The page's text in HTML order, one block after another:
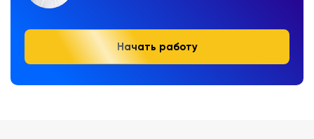
Начать работу